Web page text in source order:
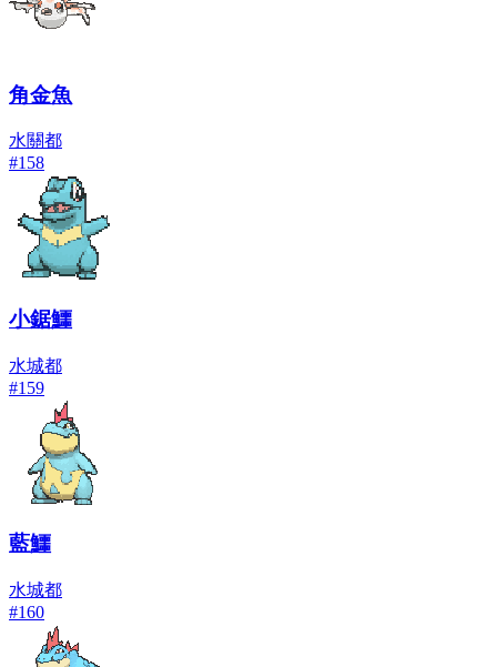
角金魚
水關都
#158
小鋸鱷
水城都
#159
藍鱷
水城都
#160